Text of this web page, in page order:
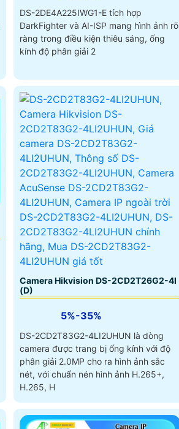
DS-2DE4A225IWG1-E tích hợp
DarkFighter và AI-ISP mang hình ảnh rõ
ràng trong điều kiện thiêu sáng, ống
kính độ phân giải 2
Camera Hikvision DS-2CD2T26G2-4I
(D)
5%-35%
DS-2CD2T83G2-4LI2UHUN là dòng
camera được trang bị ống kính với độ
phân giải 2.0MP cho ra hình ảnh sắc
nét, với chuẩn nén hình ảnh H.265+,
H.265, H